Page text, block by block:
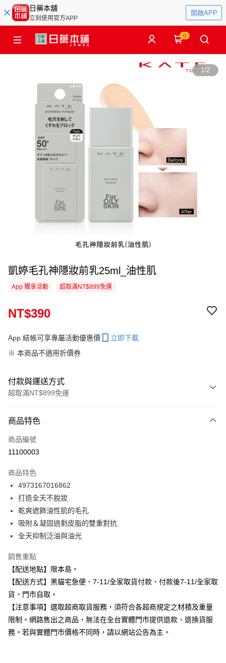
日藥本舖
立刻使用官方APP
開啟APP
0
1/2
凱婷毛孔神隱妝前乳25ml_油性肌
App 獨享活動 超取滿NT$899免運
NT$390
App 結帳可享專屬活動優惠價
立即下載
※ 本商品不適用折價券
付款與運送方式
超取滿NT$899免運
信用卡一次付款
信用卡分期付款
合作金庫商業銀行
華南商業銀行
上海商業儲蓄銀行
國泰世華商業銀行
臺灣中小企業銀行
匯豐（台灣）商業銀行
聯邦商業銀行
元大商業銀行
台新國際商業銀行
台灣樂天信用卡公司
LINE Pay
Apple Pay
街口支付
悠遊付
Google Pay
全盈+PAY
大哥付你分期
相關說明
【大哥付你分期使用說明】
商品特色
商品編號
11100003
商品特色
4973167016862
打造全天不脫妝
乾爽遮飾油性肌的毛孔
吸附＆凝固過剩皮脂的雙重對抗
全天抑制泛油與油光
銷售重點
【配送地點】限本島。
【配送方式】黑貓宅急便、7-11/全家取貨付款、付款後7-11/全家取
貨、門市自取。
【注意事項】選取超商取貨服務，須符合各超商規定之材積及重量
限制。網路售出之商品，無法在全台實體門市提供退款、退換貨服
務。若與實體門市價格不同時，請以網站公告為主。